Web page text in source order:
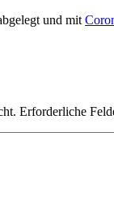
und mit
Erforderliche